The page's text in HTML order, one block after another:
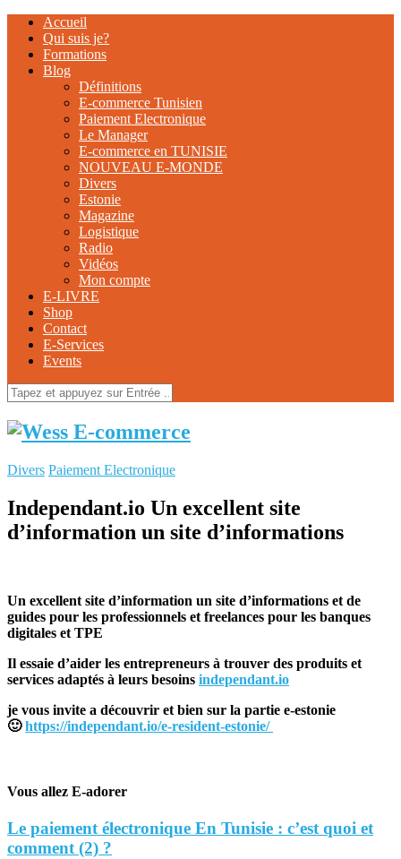
Accueil
Qui suis je?
Formations
Blog
Définitions
E-commerce Tunisien
Paiement Electronique
Le Manager
E-commerce en TUNISIE
NOUVEAU E-MONDE
Divers
Estonie
Magazine
Logistique
Radio
Vidéos
Mon compte
E-LIVRE
Shop
Contact
E-Services
Events
Divers Paiement Electronique
Independant.io Un excellent site
d’information un site d’informations
Un excellent site d’information un site d’informations et de
guides pour les professionnels et freelances pour les banques
digitales et TPE
Il essaie d’aider les entrepreneurs à trouver des produits et
services adaptés à leurs besoins independant.io
je vous invite a découvrir et bien sur la partie e-estonie
🙂https://independant.io/e-resident-estonie/
Vous allez E-adorer
Le paiement électronique En Tunisie : c’est quoi et
comment (2) ?